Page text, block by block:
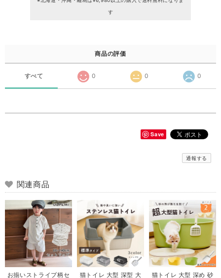
す
商品の評価
すべて 0 0 0
Save
通報する
関連商品
お揃いストライプ柄セ
猫トイレ 大型 深型 大
猫トイレ 大型 深め 砂